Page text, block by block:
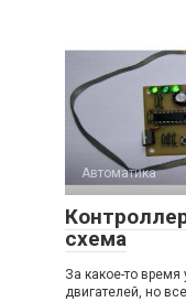
Автоматика
схема
За какое-то
двигателей, но